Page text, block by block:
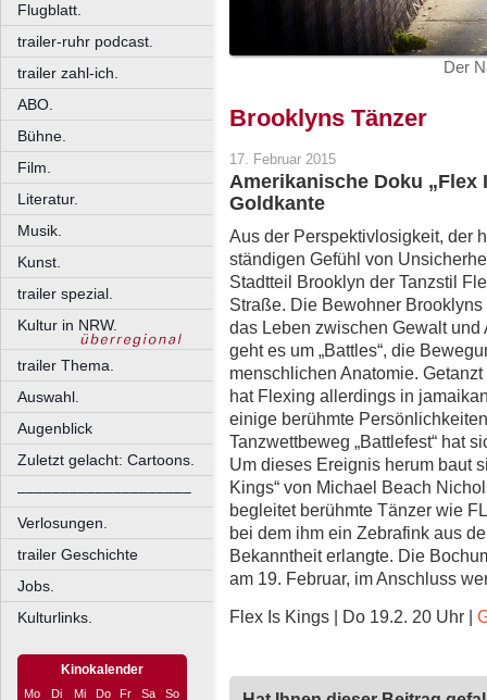
Flugblatt.
trailer-ruhr podcast.
trailer zahl-ich.
ABO.
Bühne.
Film.
Literatur.
Musik.
Kunst.
trailer spezial.
Kultur in NRW.
trailer Thema.
Auswahl.
Augenblick
Zuletzt gelacht: Cartoons.
––––––––––––––––––––
Verlosungen.
trailer Geschichte
Jobs.
Kulturlinks.
Kinokalender
Mo Di Mi Do Fr Sa
So
Der
Brooklyns Tänzer
17. Februar 2015
Amerikanische Doku „Flex
Goldkante
Aus der Perspektivlosigkeit, der
ständigen Gefühl von
Stadtteil Brooklyn der Tanzstil
Straße. Die Bewohner
das Leben zwischen Gewalt
geht es um „Battles“, die
menschlichen Anatomie.
hat Flexing allerdings in
einige berühmte
Tanzwettbeweg „Battlefest“ hat
Um dieses Ereignis herum baut
Kings“ von Michael Beach
begleitet berühmte Tänzer wie
bei dem ihm ein Zebrafink aus
Bekanntheit erlangte. Die
am 19. Februar, im Anschluss
Flex Is Kings | Do 19.2. 20 Uhr |